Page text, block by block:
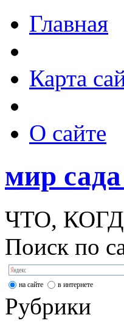
Главная
Карта
О сайте
мир
ЧТО,
Поиск по
на сайте в интернете
Рубрики